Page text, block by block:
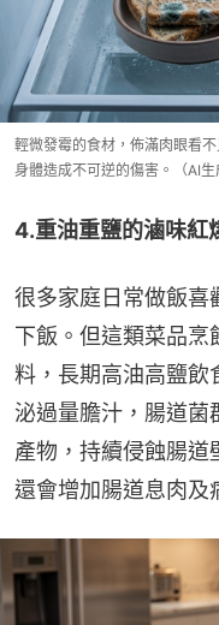
輕微發霉的食材，佈滿肉眼看
身體造成不可逆的傷害。（AI生
4.重油重鹽的滷味紅
很多家庭日常做飯喜
下飯。但這類菜品烹
料，長期高油高鹽飲
泌過量膽汁，腸道菌
產物，持續侵蝕腸道
還會增加腸道息肉及